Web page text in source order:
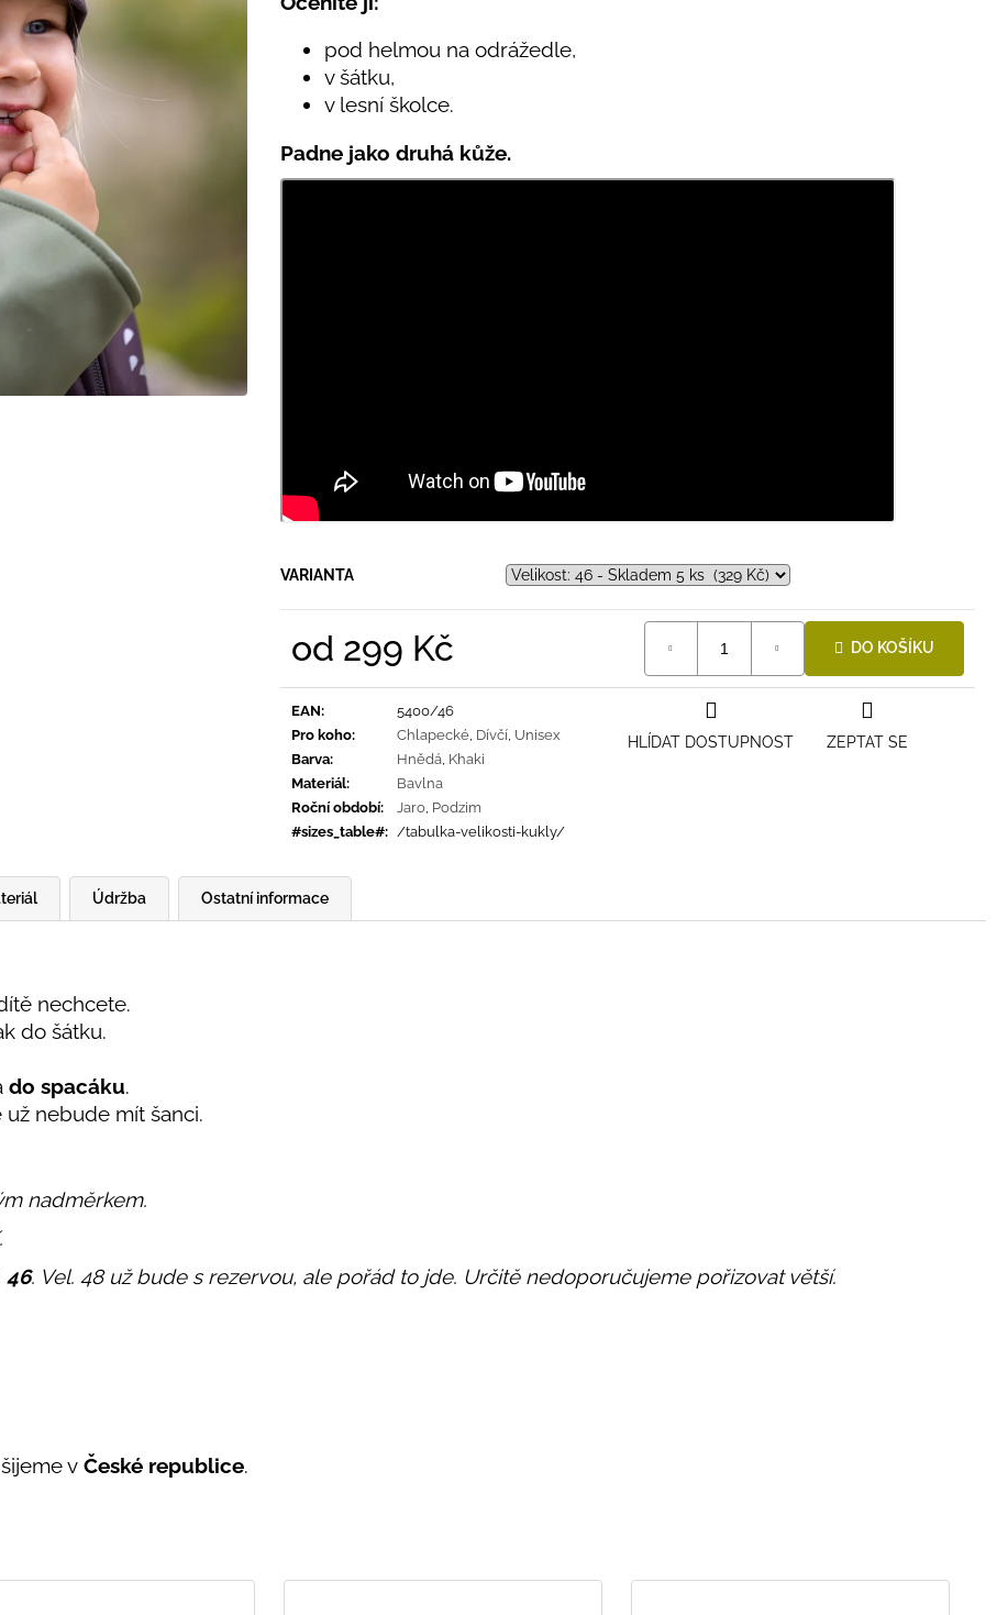
pod helmou na odrážedle,
v šátku,
v lesní školce.
Padne jako druhá kůže.
VARIANTA
od 299 Kč DO KOŠÍKU
EAN:
5400/46
Pro koho: Chlapecké Dívčí Unisex
Barva: Hnědá Khaki
Materiál:
Bavlna
Roční období: Jaro Podzim
#sizes_table#: /tabulka-velikosti-kukly/
ZEPTAT SE
HLÍDAT DOSTUPNOST
Ostatní informace
Údržba
nechcete.
do šátku.
do spacáku.
nebude mít šanci.
nadměrkem.
46. Vel. 48 už bude s rezervou, ale pořád to jde. Určitě nedoporučujeme pořizovat větší.
v České republice.
395 Kč